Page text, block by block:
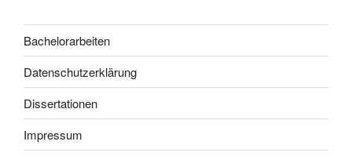
Bachelorarbeiten
Datenschutzerklärung
Dissertationen
Impressum